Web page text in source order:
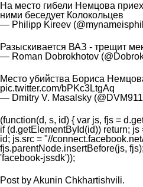
На место гибели Немцова
ними беседует Колокольцев
— Philipp Kireev
Разыскивается ВАЗ - трещит
— Roman Dobrokhotov
Место убийства Бориса
pic.twitter.com/bPKc3LtgAq
— Dmitry V. Masalsky
(function(d, s, id) { var js, fjs =
if (d.getElementById(id)) return;
id; js.src = "//
fjs.parentNode.insertBefore(js,
'facebook-jssdk'));
PostbyAkunin Chkhartishvili.